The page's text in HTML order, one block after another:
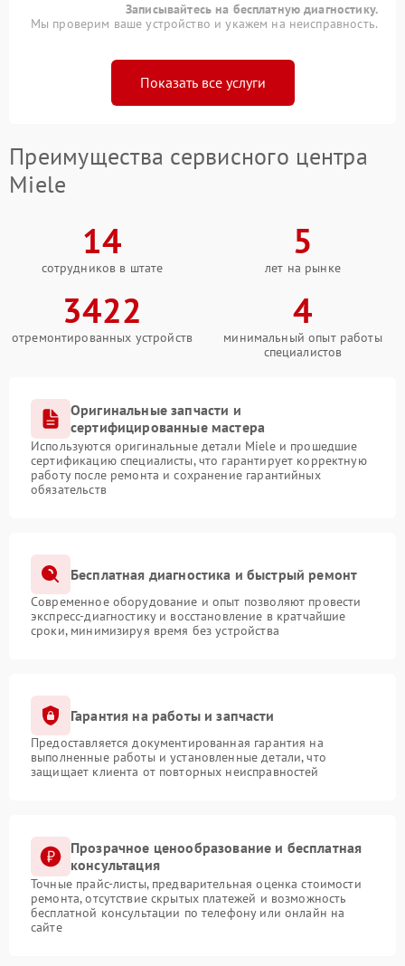
Записывайтесь на бесплатную диагностику.
Мы проверим ваше устройство и укажем на неисправность.
Показать все услуги
Преимущества сервисного центра
Miele
14
сотрудников в штате
5
лет на рынке
3422
отремонтированных устройств
4
минимальный опыт работы
специалистов
Оригинальные запчасти и
сертифицированные мастера
Используются оригинальные детали Miele и прошедшие
сертификацию специалисты, что гарантирует корректную
работу после ремонта и сохранение гарантийных
обязательств
Бесплатная диагностика и быстрый ремонт
Современное оборудование и опыт позволяют провести
экспресс-диагностику и восстановление в кратчайшие
сроки, минимизируя время без устройства
Гарантия на работы и запчасти
Предоставляется документированная гарантия на
выполненные работы и установленные детали, что
защищает клиента от повторных неисправностей
Прозрачное ценообразование и бесплатная
консультация
Точные прайс-листы, предварительная оценка стоимости
ремонта, отсутствие скрытых платежей и возможность
бесплатной консультации по телефону или онлайн на
сайте